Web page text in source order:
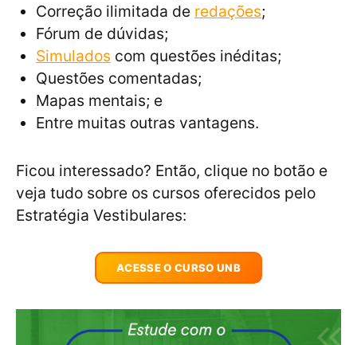
Correção ilimitada de redações;
Fórum de dúvidas;
Simulados com questões inéditas;
Questões comentadas;
Mapas mentais; e
Entre muitas outras vantagens.
Ficou interessado? Então, clique no botão e
veja tudo sobre os cursos oferecidos pelo
Estratégia Vestibulares:
ACESSE O CURSO UNB